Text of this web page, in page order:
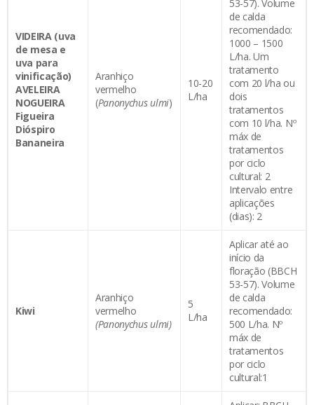
VIDEIRA (uva
de mesa e
uva para
vinificação)
AVELEIRA
NOGUEIRA
Figueira
Dióspiro
Bananeira
Aranhiço
vermelho
(Panonychus ulmi)
10-20
L/ha
53-57). Volume
de calda
recomendado:
1000 – 1500
L/ha. Um
tratamento
com 20 l/ha ou
dois
tratamentos
com 10 l/ha. Nº
máx de
tratamentos
por ciclo
cultural: 2
Intervalo entre
aplicações
(dias): 2
Kiwi
Aranhiço
vermelho
(Panonychus ulmi)
5
L/ha
Aplicar até ao
início da
floração (BBCH
53-57). Volume
de calda
recomendado:
500 L/ha. Nº
máx de
tratamentos
por ciclo
cultural:1